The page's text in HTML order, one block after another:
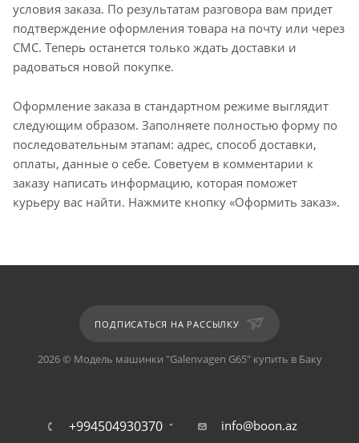
условия заказа. По результатам разговора вам придет
подтверждение оформления товара на почту или через
СМС. Теперь останется только ждать доставки и
радоваться новой покупке.
Оформление заказа в стандартном режиме выглядит
следующим образом. Заполняете полностью форму по
последовательным этапам: адрес, способ доставки,
оплаты, данные о себе. Советуем в комментарии к
заказу написать информацию, которая поможет
курьеру вас найти. Нажмите кнопку «Оформить заказ».
ПОДПИСАТЬСЯ НА РАССЫЛКУ
2026 © Модель машинки "Galenvagen G65" купить в Баку
+994504930370 info@boon.az